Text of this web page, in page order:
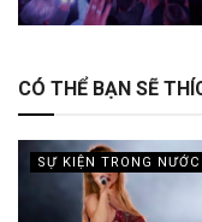
CÓ THỂ BẠN SẼ
SỰ KIỆN TRONG NƯỚC